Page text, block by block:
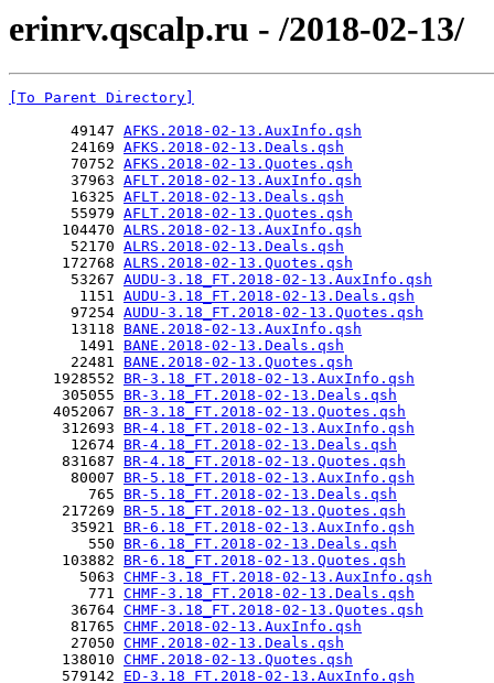
erinrv.qscalp.ru - /2018-02-13/
[To Parent Directory]
       49147
AFKS.2018-02-13.AuxInfo.qsh
       24169
AFKS.2018-02-13.Deals.qsh
       70752
AFKS.2018-02-13.Quotes.qsh
       37963
AFLT.2018-02-13.AuxInfo.qsh
       16325
AFLT.2018-02-13.Deals.qsh
       55979
AFLT.2018-02-13.Quotes.qsh
      104470
ALRS.2018-02-13.AuxInfo.qsh
       52170
ALRS.2018-02-13.Deals.qsh
      172768
ALRS.2018-02-13.Quotes.qsh
       53267
AUDU-3.18_FT.2018-02-13.AuxInfo.qsh
        1151
AUDU-3.18_FT.2018-02-13.Deals.qsh
       97254
AUDU-3.18_FT.2018-02-13.Quotes.qsh
       13118
BANE.2018-02-13.AuxInfo.qsh
        1491
BANE.2018-02-13.Deals.qsh
       22481
BANE.2018-02-13.Quotes.qsh
     1928552
BR-3.18_FT.2018-02-13.AuxInfo.qsh
      305055
BR-3.18_FT.2018-02-13.Deals.qsh
     4052067
BR-3.18_FT.2018-02-13.Quotes.qsh
      312693
BR-4.18_FT.2018-02-13.AuxInfo.qsh
       12674
BR-4.18_FT.2018-02-13.Deals.qsh
      831687
BR-4.18_FT.2018-02-13.Quotes.qsh
       80007
BR-5.18_FT.2018-02-13.AuxInfo.qsh
         765
BR-5.18_FT.2018-02-13.Deals.qsh
      217269
BR-5.18_FT.2018-02-13.Quotes.qsh
       35921
BR-6.18_FT.2018-02-13.AuxInfo.qsh
         550
BR-6.18_FT.2018-02-13.Deals.qsh
      103882
BR-6.18_FT.2018-02-13.Quotes.qsh
        5063
CHMF-3.18_FT.2018-02-13.AuxInfo.qsh
         771
CHMF-3.18_FT.2018-02-13.Deals.qsh
       36764
CHMF-3.18_FT.2018-02-13.Quotes.qsh
       81765
CHMF.2018-02-13.AuxInfo.qsh
       27050
CHMF.2018-02-13.Deals.qsh
      138010
CHMF.2018-02-13.Quotes.qsh
      579142
ED-3.18_FT.2018-02-13.AuxInfo.qsh